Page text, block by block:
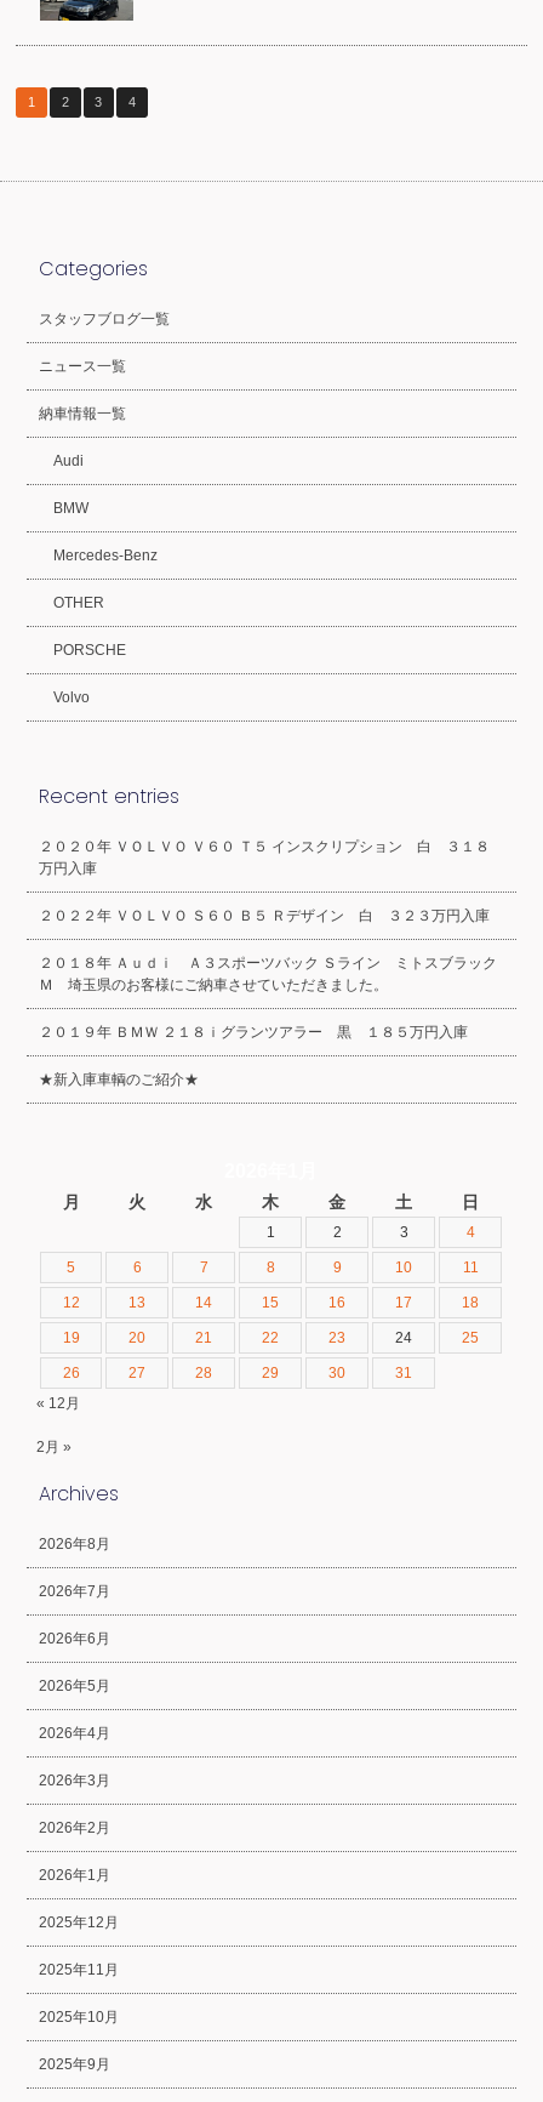
1 2 3 4
Categories
スタッフブログ一覧
ニュース一覧
納車情報一覧
Audi
BMW
Mercedes-Benz
OTHER
PORSCHE
Volvo
Recent entries
２０２０年 ＶＯＬＶＯ Ｖ６０ Ｔ５ インスクリプション 白 ３１８
万円入庫
２０２２年 ＶＯＬＶＯ Ｓ６０ Ｂ５ Ｒデザイン 白 ３２３万円入庫
２０１８年 Ａｕｄｉ Ａ３スポーツバック Ｓライン ミトスブラック
Ｍ 埼玉県のお客様にご納車させていただきました。
２０１９年 ＢＭＷ ２１８ｉグランツアラー 黒 １８５万円入庫
★新入庫車輌のご紹介★
月 火 水 木 金 土 日
1 2 3 4
5 6 7 8 9 10 11
12 13 14 15 16 17 18
19 20 21 22 23 24 25
26 27 28 29 30
31
« 12月
2月 »
Archives
2026年8月
2026年7月
2026年6月
2026年5月
2026年4月
2026年3月
2026年2月
2026年1月
2025年12月
2025年11月
2025年10月
2025年9月